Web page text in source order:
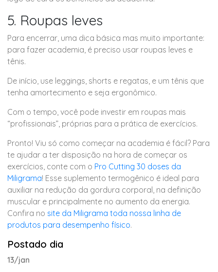
Postado dia
13/jan
5. Roupas leves
Para encerrar, uma dica básica mas muito importante:
para fazer academia, é preciso usar roupas leves e
tênis.
De início, use leggings, shorts e regatas, e um tênis que
tenha amortecimento e seja ergonômico.
Com o tempo, você pode investir em roupas mais
“profissionais”, próprias para a prática de exercícios.
Pronto! Viu só como começar na academia é fácil? Para
te ajudar a ter disposição na hora de começar os
exercícios, conte com o Pro Cutting 30 doses da
Miligrama! Esse suplemento termogênico é ideal para
auxiliar na redução da gordura corporal, na definição
muscular e principalmente no aumento da energia.
Confira no site da Miligrama toda nossa linha de
produtos para desempenho físico.